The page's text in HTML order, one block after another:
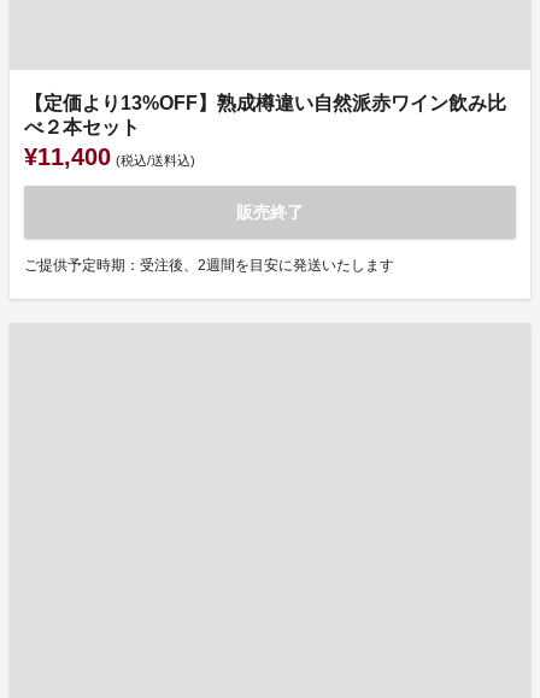
【定価より13%OFF】熟成樽違い自然派赤ワイン飲み比
べ２本セット
¥11,400 (税込/送料込)
販売終了
ご提供予定時期：受注後、2週間を目安に発送いたします